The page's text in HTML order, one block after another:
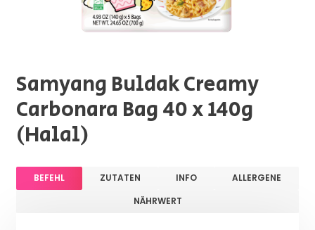
Samyang Buldak Creamy
Carbonara Bag 40 x 140g
(Halal)
BEFEHL ZUTATEN INFO
ALLERGENE
NÄHRWERT